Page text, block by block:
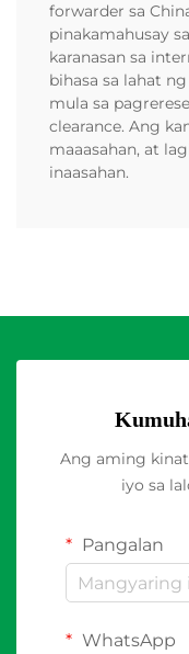
forwarder sa
pinakamahusay
karanasan sa
bihasa sa lahat
mula sa
clearance. Ang
maaasahan, at
inaasahan.
Ang aming
iyo sa
Pangalan
WhatsApp